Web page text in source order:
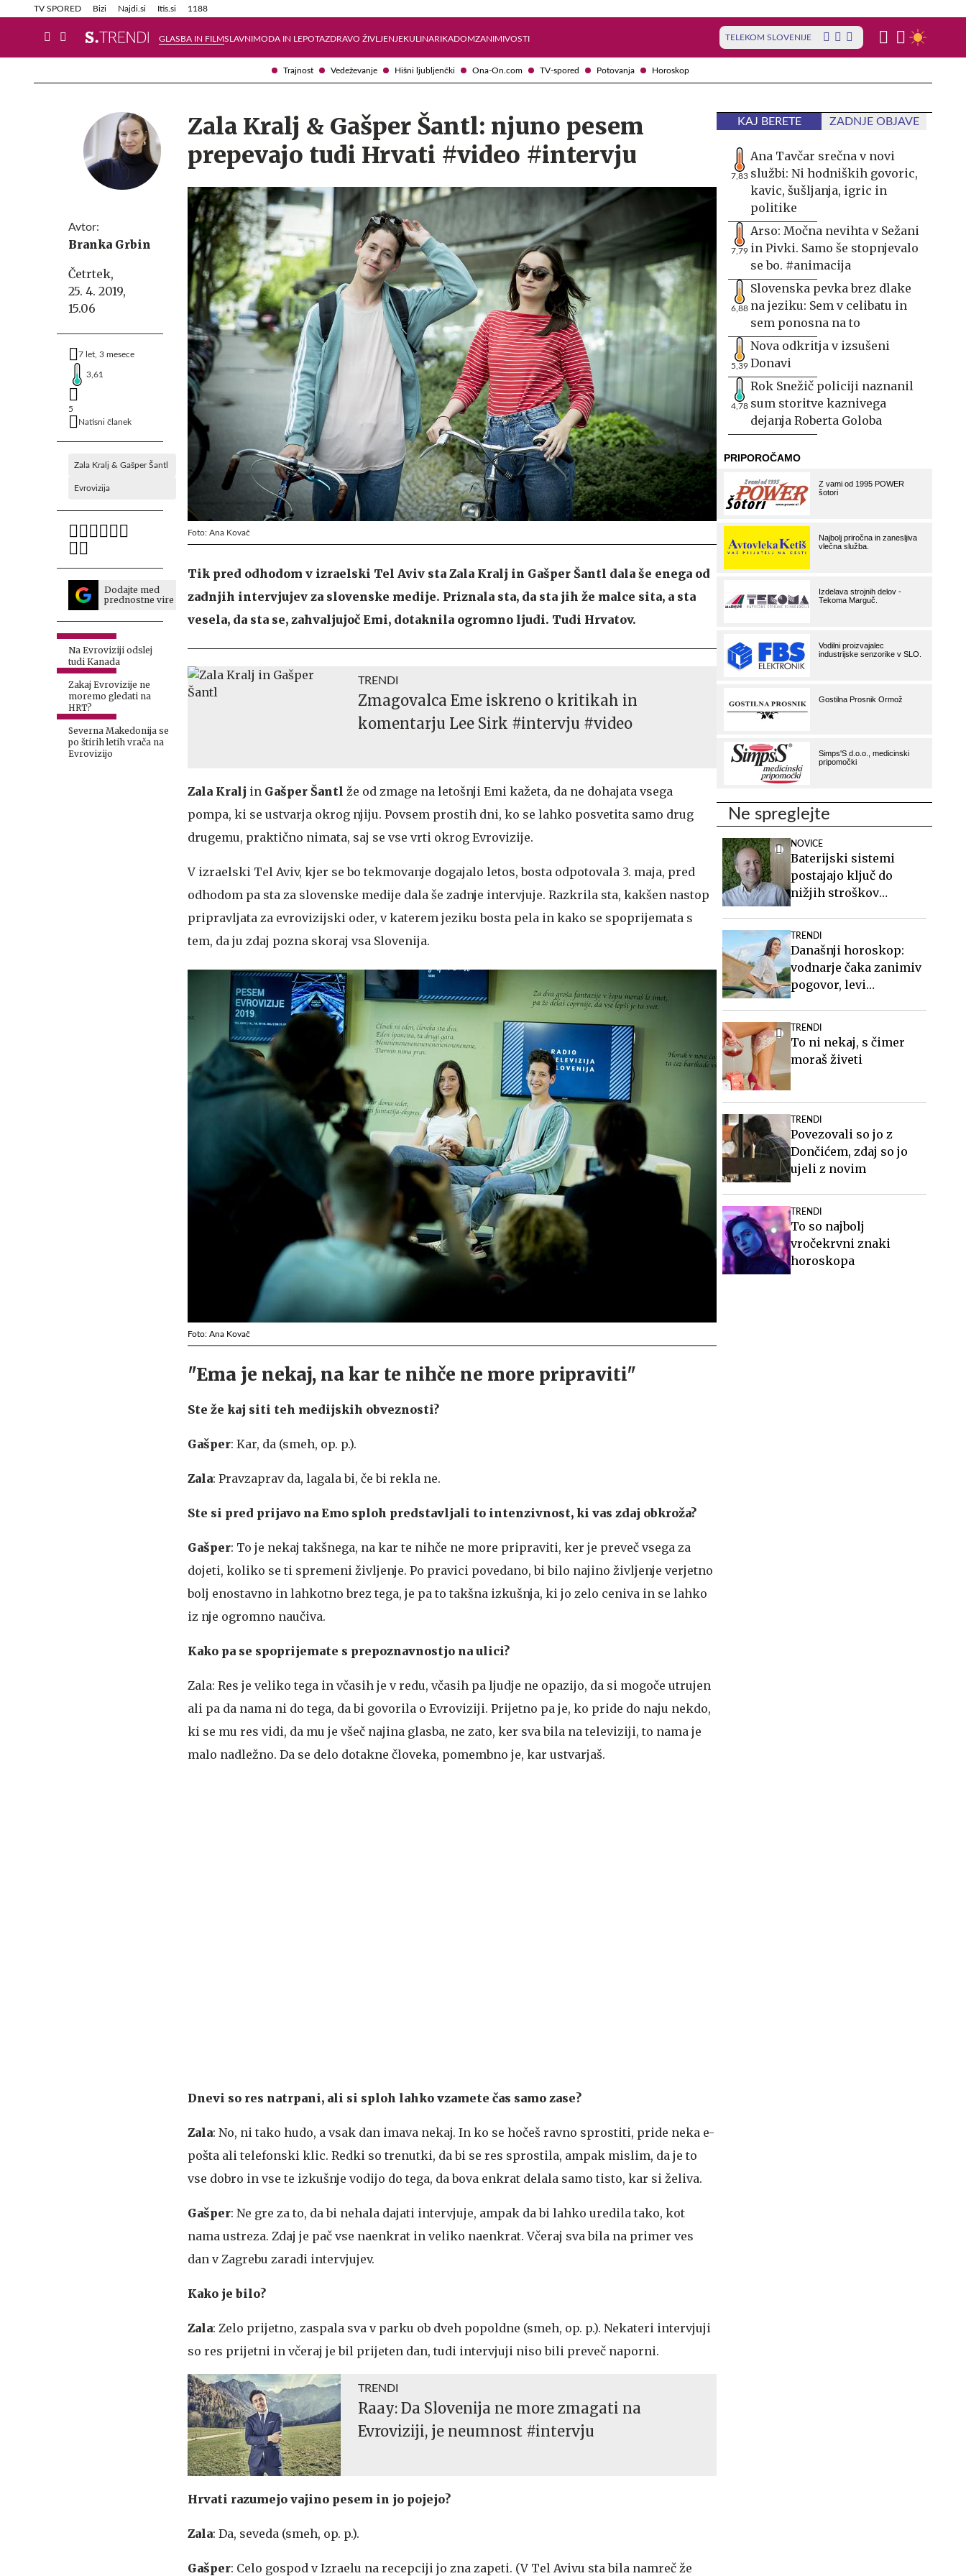
Trajnost Vedeževanje Hišni ljubljenčki Ona-On.com TV-spored Potovanja Horoskop
TV SPORED Bizi Najdi.si Itis.si 1188
GLASBA IN FILMSLAVNIMODA IN LEPOTAZDRAVO ŽIVLJENJEKULINARIKADOMZANIMIVOSTI TELEKOM SLOVENIJE
Info in obvestila Tehnik
Avtor:
Branka Grbin
Četrtek,
25. 4. 2019,
15.06
7 let, 3 mesece
3,61
5
Natisni članek
Zala Kralj & Gašper Šantl
Evrovizija
Dodajte med
prednostne vire
Na Evroviziji odslej
tudi Kanada
Zakaj Evrovizije ne
moremo gledati na
HRT?
Severna Makedonija se
po štirih letih vrača na
Evrovizijo
Zala Kralj & Gašper Šantl: njuno pesem
prepevajo tudi Hrvati #video #intervju
Foto: Ana Kovač
Tik pred odhodom v izraelski Tel Aviv sta Zala Kralj in Gašper Šantl dala še enega od
zadnjih intervjujev za slovenske medije. Priznala sta, da sta jih že malce sita, a sta
vesela, da sta se, zahvaljujoč Emi, dotaknila ogromno ljudi. Tudi Hrvatov.
TRENDI
Zmagovalca Eme iskreno o kritikah in
komentarju Lee Sirk #intervju #video
Zala Kralj in Gašper Šantl že od zmage na letošnji Emi kažeta, da ne dohajata vsega
pompa, ki se ustvarja okrog njiju. Povsem prostih dni, ko se lahko posvetita samo drug
drugemu, praktično nimata, saj se vse vrti okrog Evrovizije.
V izraelski Tel Aviv, kjer se bo tekmovanje dogajalo letos, bosta odpotovala 3. maja, pred
odhodom pa sta za slovenske medije dala še zadnje intervjuje. Razkrila sta, kakšen nastop
pripravljata za evrovizijski oder, v katerem jeziku bosta pela in kako se spoprijemata s
tem, da ju zdaj pozna skoraj vsa Slovenija.
Foto: Ana Kovač
"Ema je nekaj, na kar te nihče ne more pripraviti"
Ste že kaj siti teh medijskih obveznosti?
Gašper: Kar, da (smeh, op. p.).
Zala: Pravzaprav da, lagala bi, če bi rekla ne.
Ste si pred prijavo na Emo sploh predstavljali to intenzivnost, ki vas zdaj obkroža?
Gašper: To je nekaj takšnega, na kar te nihče ne more pripraviti, ker je preveč vsega za
dojeti, koliko se ti spremeni življenje. Po pravici povedano, bi bilo najino življenje verjetno
bolj enostavno in lahkotno brez tega, je pa to takšna izkušnja, ki jo zelo ceniva in se lahko
iz nje ogromno naučiva.
Kako pa se spoprijemate s prepoznavnostjo na ulici?
Zala: Res je veliko tega in včasih je v redu, včasih pa ljudje ne opazijo, da si mogoče utrujen
ali pa da nama ni do tega, da bi govorila o Evroviziji. Prijetno pa je, ko pride do naju nekdo,
ki se mu res vidi, da mu je všeč najina glasba, ne zato, ker sva bila na televiziji, to nama je
malo nadležno. Da se delo dotakne človeka, pomembno je, kar ustvarjaš.
Dnevi so res natrpani, ali si sploh lahko vzamete čas samo zase?
Zala: No, ni tako hudo, a vsak dan imava nekaj. In ko se hočeš ravno sprostiti, pride neka e-
pošta ali telefonski klic. Redki so trenutki, da bi se res sprostila, ampak mislim, da je to
vse dobro in vse te izkušnje vodijo do tega, da bova enkrat delala samo tisto, kar si želiva.
Gašper: Ne gre za to, da bi nehala dajati intervjuje, ampak da bi lahko uredila tako, kot
nama ustreza. Zdaj je pač vse naenkrat in veliko naenkrat. Včeraj sva bila na primer ves
dan v Zagrebu zaradi intervjujev.
Kako je bilo?
Zala: Zelo prijetno, zaspala sva v parku ob dveh popoldne (smeh, op. p.). Nekateri intervjuji
so res prijetni in včeraj je bil prijeten dan, tudi intervjuji niso bili preveč naporni.
TRENDI
Raay: Da Slovenija ne more zmagati na
Evroviziji, je neumnost #intervju
Hrvati razumejo vajino pesem in jo pojejo?
Zala: Da, seveda (smeh, op. p.).
Gašper: Celo gospod v Izraelu na recepciji jo zna zapeti. (V Tel Avivu sta bila namreč že
KAJ BERETE ZADNJE OBJAVE
7,83
Ana Tavčar srečna v novi
službi: Ni hodniških govoric,
kavic, šušljanja, igric in
politike
7,79
Arso: Močna nevihta v Sežani
in Pivki. Samo še stopnjevalo
se bo. #animacija
6,88
Slovenska pevka brez dlake
na jeziku: Sem v celibatu in
sem ponosna na to
5,39
Nova odkritja v izsušeni
Donavi
4,78
Rok Snežič policiji naznanil
sum storitve kaznivega
dejanja Roberta Goloba
Ne spreglejte
NOVICE
Baterijski sistemi
postajajo ključ do
nižjih stroškov
TRENDI
Današnji horoskop:
vodnarje čaka zanimiv
pogovor, levi
TRENDI
To ni nekaj, s čimer
moraš živeti
TRENDI
Povezovali so jo z
Dončićem, zdaj so jo
ujeli z novim
TRENDI
To so najbolj
vročekrvni znaki
horoskopa